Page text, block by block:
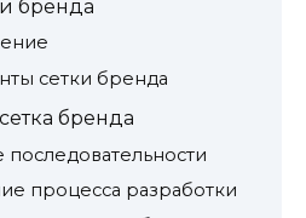
бренда
сетки бренда
бренда
последовательности
процесса разработки